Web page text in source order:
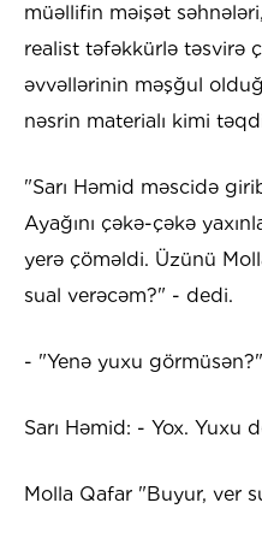
müəllifin məişət
realist təfəkkürlə təsvirə
əvvəllərinin məşğul
nəsrin materialı kimi
"Sarı Həmid məscidə
Ayağını çəkə-çəkə
yerə çöməldi. Üzünü
sual verəcəm?" - dedi.
- "Yenə yuxu görmüsən?"
Sarı Həmid: - Yox. Yuxu
Molla Qafar "Buyur, ver